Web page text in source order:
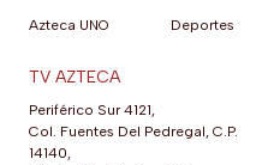
Azteca UNO
Deportes
TV AZTECA
Periférico Sur 4121,
Col. Fuentes Del Pedregal, C.P.
14140,